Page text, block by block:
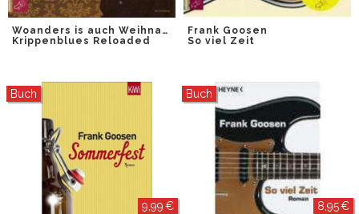
Woanders is auch Weihnachten
Krippenblues Reloaded
Frank Goosen
So viel Zeit
Buch
9,99 €
Buch
8,95 €